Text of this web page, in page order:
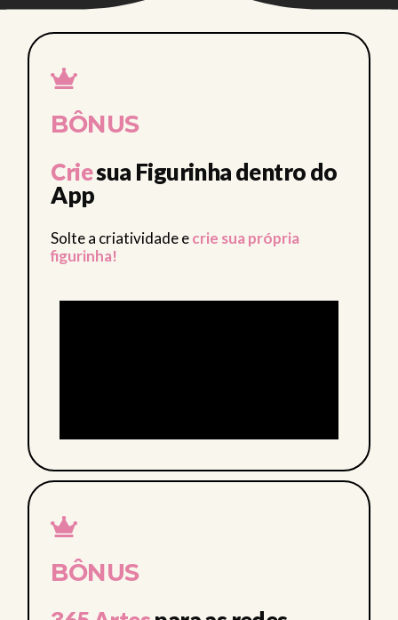
BÔNUS
Criesua Figurinha dentro do
App
Solte a criatividade ecrie sua própria
figurinha!
BÔNUS